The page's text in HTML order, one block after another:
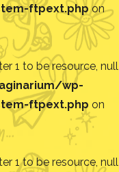
ftpext.phpon
1 to be resource, null
wp-
ftpext.php on
1 to be resource, null